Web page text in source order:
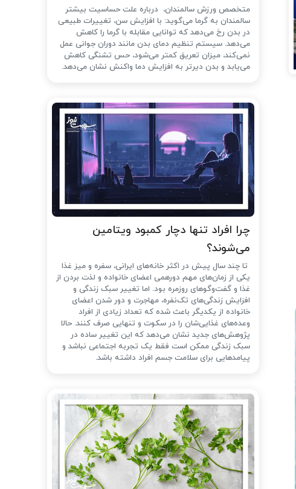
متخصص ورزش سالمندان، درباره علت حساسیت بیشتر
سالمندان به گرما می‌گوید: با افزایش سن، تغییرات طبیعی
در بدن رخ می‌دهد که توانایی مقابله با گرما را کاهش
می‌دهد. سیستم تنظیم دمای بدن مانند دوران جوانی عمل
نمی‌کند، میزان تعریق کمتر می‌شود، حس تشنگی کاهش
می‌یابد و بدن دیرتر به افزایش دما واکنش نشان می‌دهد.
چرا افراد تنها دچار کمبود ویتامین
می‌شوند؟
تا چند سال پیش در اکثر خانه‌های ایرانی، سفره و میز غذا
یکی از زمان‌های مهم دورهمی اعضای خانواده و لذت بردن از
غذا و گفت‌وگوهای روزمره بود. اما تغییر سبک زندگی و
افزایش زندگی‌های تک‌نفره، مهاجرت و دور شدن اعضای
خانواده از یکدیگر باعث شده که تعداد زیادی از افراد
وعده‌های غذایی‌شان را در سکوت و تنهایی صرف کنند. حالا
پژوهش‌های جدید نشان می‌دهد که این تغییر ساده در
سبک زندگی ممکن است فقط یک تجربه اجتماعی نباشد و
پیامدهایی برای سلامت جسم افراد داشته باشد.